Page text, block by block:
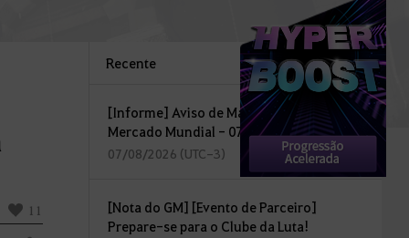
11
Recente
[Informe] Aviso de Manutenção do
Mercado Mundial - 07/08
07/08/2026 (UTC-3)
[Nota do GM] [Evento de Parceiro]
Prepare-se para o Clube da Luta!